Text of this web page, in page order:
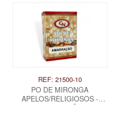
REF: 21500-10
PO DE MIRONGA
APELOS/RELIGIOSOS -
AMARRAÇÃO